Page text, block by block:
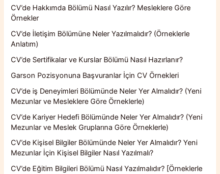
CV’de Hakkımda Bölümü Nasıl Yazılır? Mesleklere Göre
Örnekler
CV’de İletişim Bölümüne Neler Yazılmalıdır? (Örneklerle
Anlatım)
CV’de Sertifikalar ve Kurslar Bölümü Nasıl Hazırlanır?
Garson Pozisyonuna Başvuranlar İçin CV Örnekleri
CV’de iş Deneyimleri Bölümünde Neler Yer Almalıdır? (Yeni
Mezunlar ve Mesleklere Göre Örneklerle)
CV’de Kariyer Hedefi Bölümünde Neler Yer Almalıdır? (Yeni
Mezunlar ve Meslek Gruplarına Göre Örneklerle)
CV’de Kişisel Bilgiler Bölümünde Neler Yer Almalıdır? Yeni
Mezunlar İçin Kişisel Bilgiler Nasıl Yazılmalı?
CV’de Eğitim Bilgileri Bölümü Nasıl Yazılmalıdır? [Örneklerle